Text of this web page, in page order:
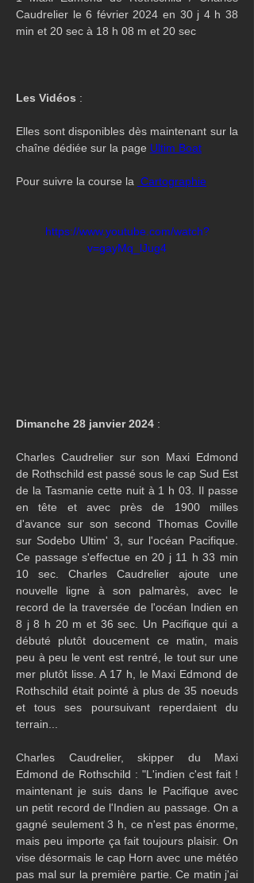
Caudrelier le 6 février 2024 en 30 j 4 h 38
min et 20 sec à 18 h 08 m et 20 sec
Les Vidéos :
Elles sont disponibles dès maintenant sur la
chaîne dédiée sur la page Ultim Boat
Pour suivre la course la Cartographie
https://www.youtube.com/watch?
v=gayMq_lJug4
Dimanche 28 janvier 2024 :
Charles Caudrelier sur son Maxi Edmond
de Rothschild est passé sous le cap Sud Est
de la Tasmanie cette nuit à 1 h 03. Il passe
en tête et avec près de 1900 milles
d'avance sur son second Thomas Coville
sur Sodebo Ultim' 3, sur l'océan Pacifique.
Ce passage s'effectue en 20 j 11 h 33 min
10 sec. Charles Caudrelier ajoute une
nouvelle ligne à son palmarès, avec le
record de la traversée de l'océan Indien en
8 j 8 h 20 m et 36 sec. Un Pacifique qui a
débuté plutôt doucement ce matin, mais
peu à peu le vent est rentré, le tout sur une
mer plutôt lisse. A 17 h, le Maxi Edmond de
Rothschild était pointé à plus de 35 noeuds
et tous ses poursuivant reperdaient du
terrain...
Charles Caudrelier, skipper du Maxi
Edmond de Rothschild : "L'indien c'est fait !
maintenant je suis dans le Pacifique avec
un petit record de l'Indien au passage. On a
gagné seulement 3 h, ce n'est pas énorme,
mais peu importe ça fait toujours plaisir. On
vise désormais le cap Horn avec une météo
pas mal sur la première partie. Ce matin j'ai